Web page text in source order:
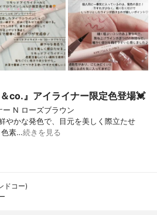
co.』アイライナー限定色登場💓
ー N ローズブラウン
な発色で、目元を美しく際立たせ
色素…続きを見る
ドコー)